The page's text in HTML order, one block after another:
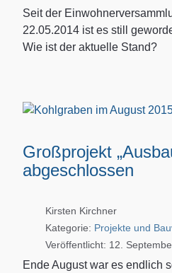
Seit der
22.05.2014 ist es still
Wie ist der aktuelle Stand?
Großprojekt
abgeschlossen
Kirsten Kirchner
Kategorie: Projekte und
Veröffentlicht: 12.
Ende August war es endlich